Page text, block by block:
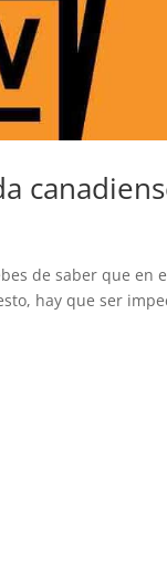
de saber que en
hay que ser